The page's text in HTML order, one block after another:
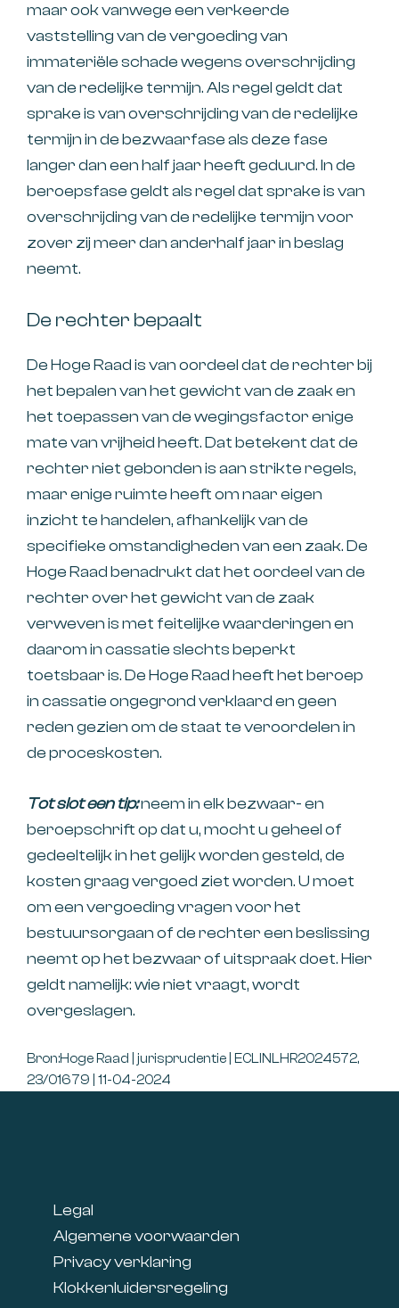
maar ook vanwege een verkeerde
vaststelling van de vergoeding van
immateriële schade wegens overschrijding
van de redelijke termijn. Als regel geldt dat
sprake is van overschrijding van de redelijke
termijn in de bezwaarfase als deze fase
langer dan een half jaar heeft geduurd. In de
beroepsfase geldt als regel dat sprake is van
overschrijding van de redelijke termijn voor
zover zij meer dan anderhalf jaar in beslag
neemt.
De rechter bepaalt
De Hoge Raad is van oordeel dat de rechter bij
het bepalen van het gewicht van de zaak en
het toepassen van de wegingsfactor enige
mate van vrijheid heeft. Dat betekent dat de
rechter niet gebonden is aan strikte regels,
maar enige ruimte heeft om naar eigen
inzicht te handelen, afhankelijk van de
specifieke omstandigheden van een zaak. De
Hoge Raad benadrukt dat het oordeel van de
rechter over het gewicht van de zaak
verweven is met feitelijke waarderingen en
daarom in cassatie slechts beperkt
toetsbaar is. De Hoge Raad heeft het beroep
in cassatie ongegrond verklaard en geen
reden gezien om de staat te veroordelen in
de proceskosten.
Tot slot een tip:neem in elk bezwaar- en
beroepschrift op dat u, mocht u geheel of
gedeeltelijk in het gelijk worden gesteld, de
kosten graag vergoed ziet worden. U moet
om een vergoeding vragen voor het
bestuursorgaan of de rechter een beslissing
neemt op het bezwaar of uitspraak doet. Hier
geldt namelijk: wie niet vraagt, wordt
overgeslagen.
Bron:Hoge Raad | jurisprudentie | ECLINLHR2024572,
23/01679 | 11-04-2024
Legal
Algemene voorwaarden
Privacy verklaring
Klokkenluidersregeling